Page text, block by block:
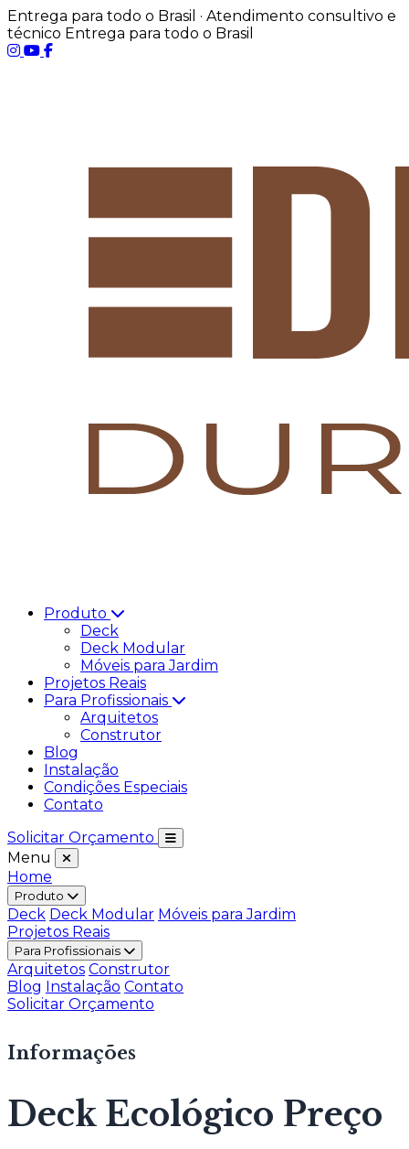
Entrega para todo o Brasil · Atendimento consultivo e
técnico Entrega para todo o Brasil
Produto
Deck
Deck Modular
Móveis para Jardim
Projetos Reais
Para Profissionais
Arquitetos
Construtor
Blog
Instalação
Condições Especiais
Contato
Solicitar Orçamento
Menu
Home
Produto
Deck Deck Modular Móveis para Jardim
Projetos Reais
Para Profissionais
Arquitetos Construtor
Blog Instalação Contato
Solicitar Orçamento
Informações
Deck Ecológico Preço